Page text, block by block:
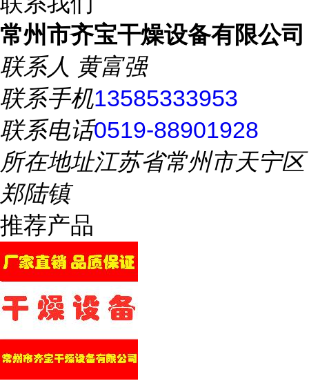
常州市齐宝干燥设备有限公司
联系人 黄富强
联系手机13585333953
联系电话0519-88901928
所在地址江苏省常州市天宁区
郑陆镇
推荐产品